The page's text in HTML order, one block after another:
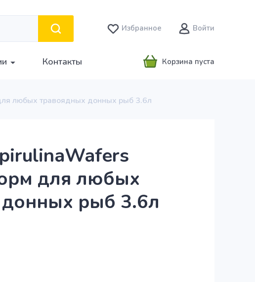
Избранное Войти
Контакты Корзина пуста
любых травоядных донных рыб 3.6л
для любых
рыб 3.6л